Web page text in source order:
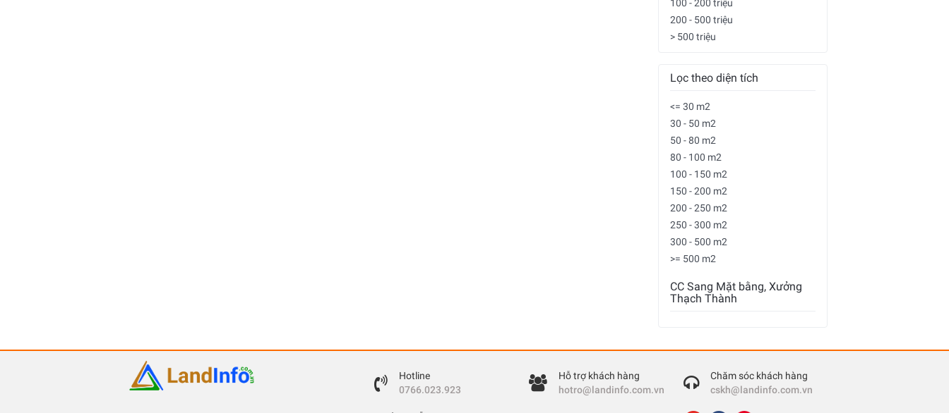
100 - 200 triệu
200 - 500 triệu
> 500 triệu
Lọc theo diện tích
<= 30 m2
30 - 50 m2
50 - 80 m2
80 - 100 m2
100 - 150 m2
150 - 200 m2
200 - 250 m2
250 - 300 m2
300 - 500 m2
>= 500 m2
CC Sang Mặt bằng, Xưởng
Thạch Thành
Hotline
0766.023.923
Hỗ trợ khách hàng
hotro@landinfo.com.vn
Chăm sóc khách hàng
cskh@landinfo.com.vn